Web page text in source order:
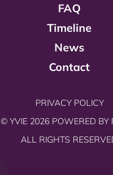
FAQ
Timeline
News
Contact
PRIVACY POLICY
© YVIE 2026 POWERED BY
ALL RIGHTS